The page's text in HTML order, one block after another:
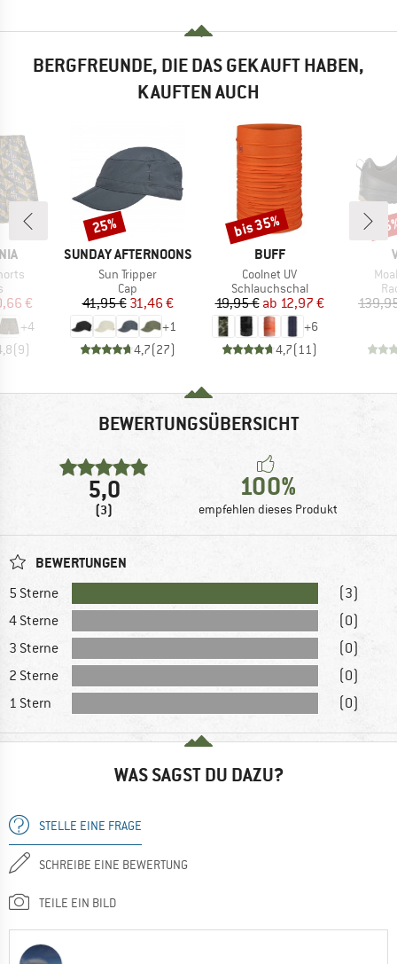
BERGFREUNDE, DIE DAS GEKAUFT HABEN,
KAUFTEN AUCH
Preis
€
+4
(9)
MARKE
SUNDAY AFTERNOONS
Artikel
Sun Tripper
Produktgruppe
Cap
Preis
41,95 €reduzierter Preis
31,46 €
+1
4,7(27)
Rabatt
25%
MARKE
BUFF
Artikel
Coolnet UV
Produktgruppe
Schlauchschal
Preis
19,95 € reduzierter Preis
ab 12,97 €
+6
4,7(11 )
Rabatt
bis 35%
BEWERTUNGSÜBERSICHT
5,0
(3)
100%
empfehlen dieses Produkt
BEWERTUNGEN
5 Sterne
(3)
4 Sterne
(0)
3 Sterne
(0)
2 Sterne
(0)
1 Stern
(0)
WAS SAGST DU DAZU?
STELLE EINE FRAGE
SCHREIBE EINE BEWERTUNG
TEILE EIN BILD